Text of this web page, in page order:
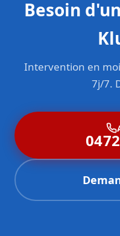
Besoin
Intervention en
7j/7.